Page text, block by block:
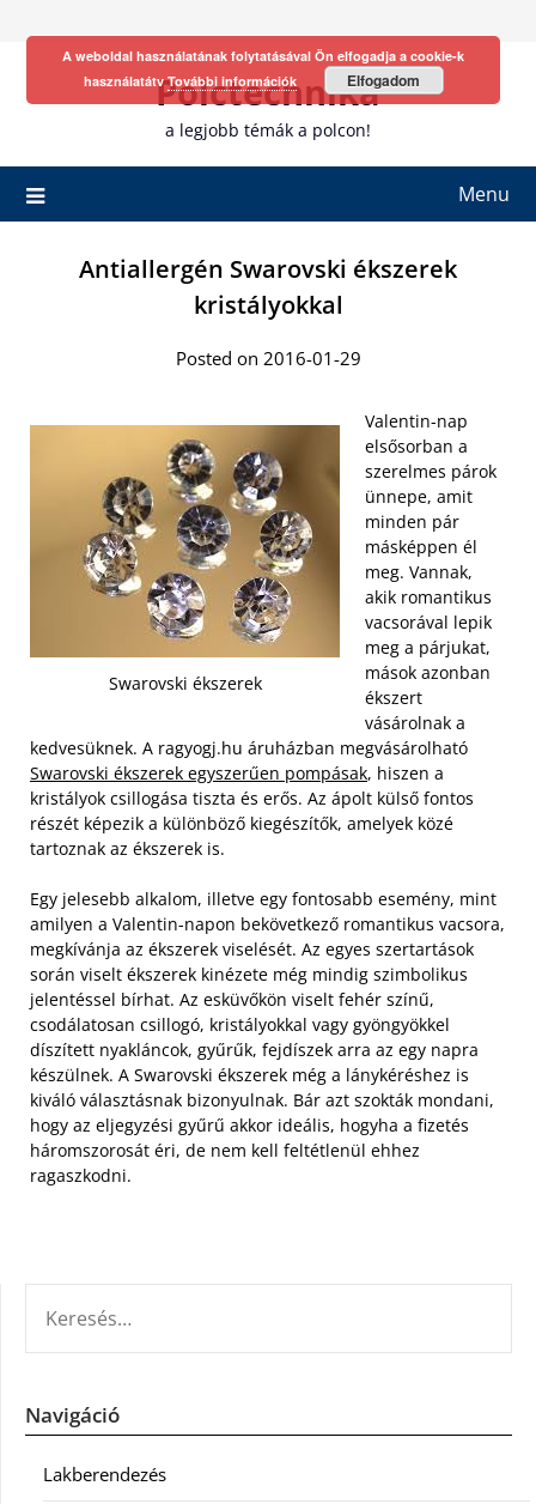
Polctechnika
a legjobb témák a polcon!
Menu
Antiallergén Swarovski ékszerek
kristályokkal
Posted on 2016-01-29
Swarovski ékszerek
Valentin-nap
elsősorban a
szerelmes párok
ünnepe, amit
minden pár
másképpen él
meg. Vannak,
akik romantikus
vacsorával lepik
meg a párjukat,
mások azonban
ékszert
vásárolnak a
kedvesüknek. A ragyogj.hu áruházban megvásárolható
Swarovski ékszerek egyszerűen pompásak, hiszen a
kristályok csillogása tiszta és erős. Az ápolt külső fontos
részét képezik a különböző kiegészítők, amelyek közé
tartoznak az ékszerek is.
Egy jelesebb alkalom, illetve egy fontosabb esemény, mint
amilyen a Valentin-napon bekövetkező romantikus vacsora,
megkívánja az ékszerek viselését. Az egyes szertartások
során viselt ékszerek kinézete még mindig szimbolikus
jelentéssel bírhat. Az esküvőkön viselt fehér színű,
csodálatosan csillogó, kristályokkal vagy gyöngyökkel
díszített nyakláncok, gyűrűk, fejdíszek arra az egy napra
készülnek. A Swarovski ékszerek még a lánykéréshez is
kiváló választásnak bizonyulnak. Bár azt szokták mondani,
hogy az eljegyzési gyűrű akkor ideális, hogyha a fizetés
háromszorosát éri, de nem kell feltétlenül ehhez
ragaszkodni.
Navigáció
Lakberendezés
A weboldal használatának folytatásával Ön elfogadja a cookie-k
használatátvTovábbi információk Elfogadom